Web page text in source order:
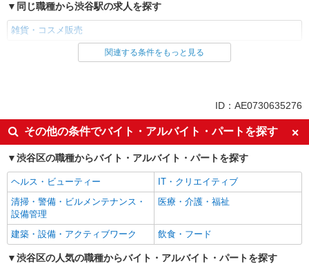
同じ職種から渋谷駅の求人を探す
雑貨・コスメ販売
同じ雇用形態から渋谷駅の求人を探す
高収入・高額
週払い
週2～3日勤務OK
上場企業・上場企業のグループ会
社
交通費支給
同じ職種から求人を探す
ファッション・アパレル
雑貨・コスメ販売
関連する条件をもっと見る
ID：AE0730635276
その他の条件でバイト・アルバイト・パートを探す
渋谷区の職種からバイト・アルバイト・パートを探す
ヘルス・ビューティー
IT・クリエイティブ
清掃・警備・ビルメンテナンス・
設備管理
医療・介護・福祉
建築・設備・アクティブワーク 飲食・フード
渋谷区の人気の職種からバイト・アルバイト・パートを探す